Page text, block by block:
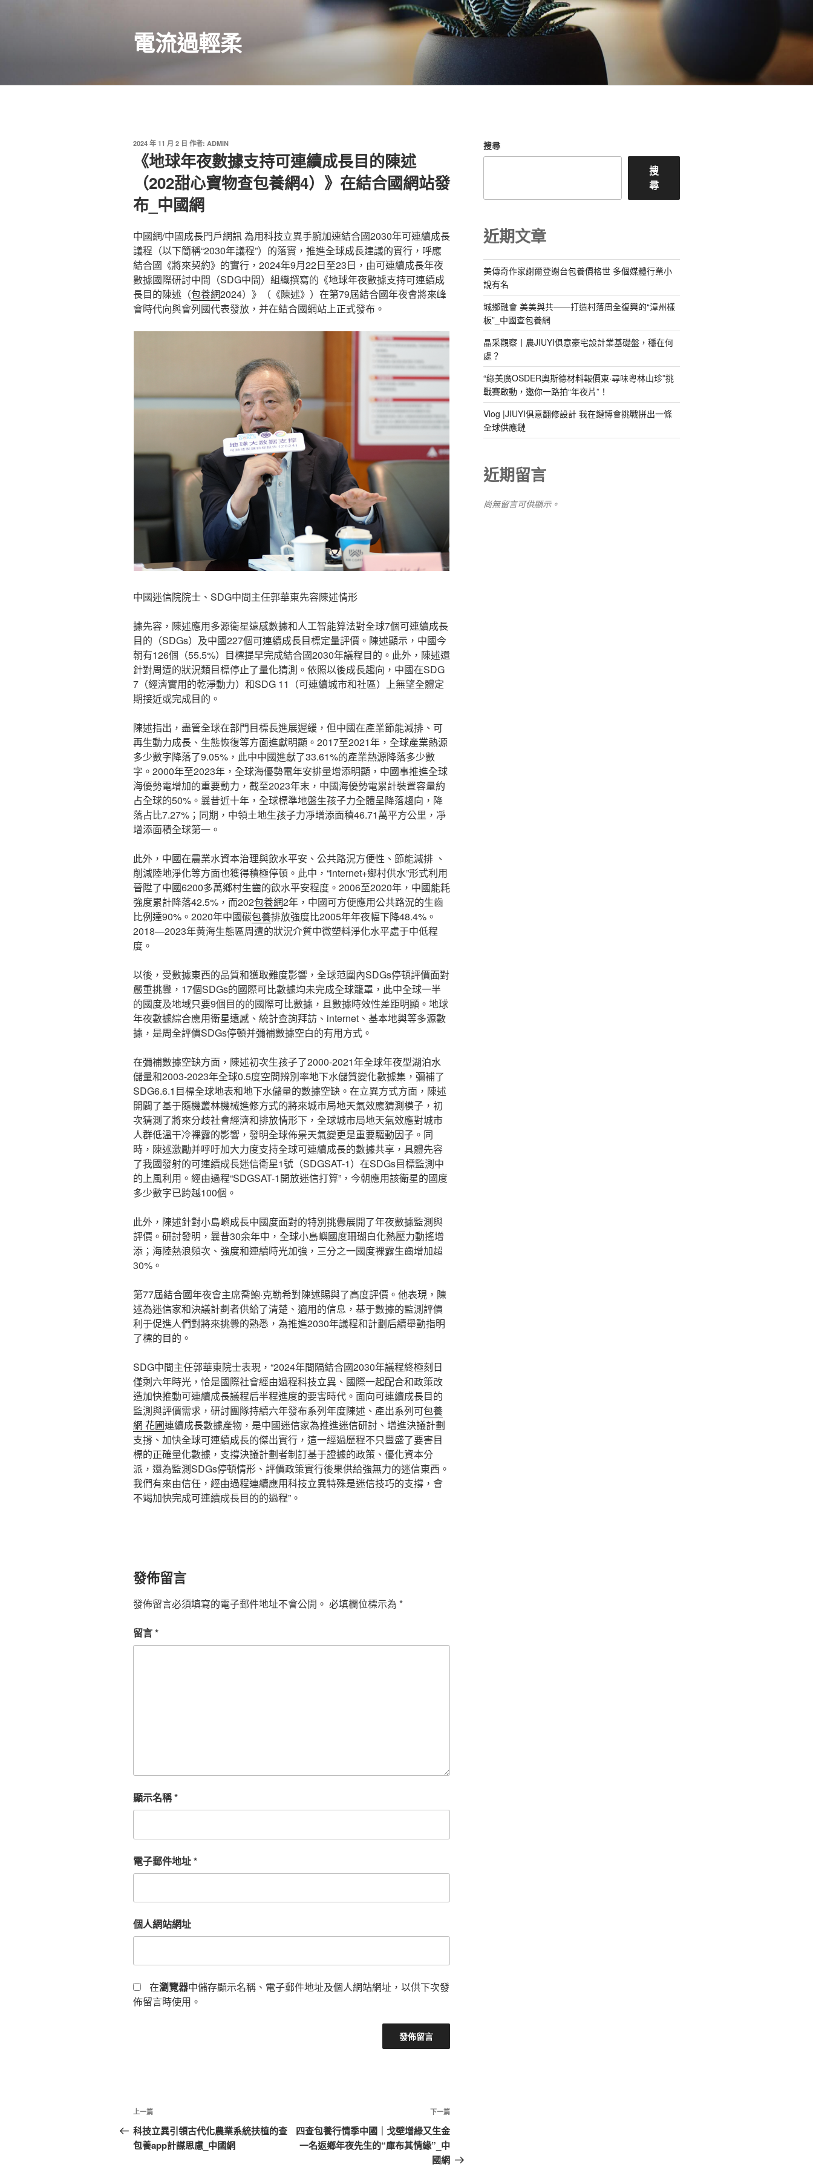
電流過輕柔
發
2024 年 11 月 2 日 作者: ADMIN
《地球年夜數據支持可連續成長目的陳述
（202甜心寶物查包養網4）》在結合國網站發
布_中國網
中國網/中國成長門戶網訊 為用科技立異手腕加速結合國2030年可連續成長
議程（以下簡稱“2030年議程”）的落實，推進全球成長建議的實行，呼應
結合國《將來契約》的實行，2024年9月22日至23日，由可連續成長年夜
數據國際研討中間（SDG中間）組織撰寫的《地球年夜數據支持可連續成
長目的陳述（包養網2024）》（《陳述》）在第79屆結合國年夜會將來峰
會時代向與會列國代表發放，并在結合國網站上正式發布。
中國迷信院院士、SDG中間主任郭華東先容陳述情形
據先容，陳述應用多源衛星遠感數據和人工智能算法對全球7個可連續成長
目的（SDGs）及中國227個可連續成長目標定量評價。陳述顯示，中國今
朝有126個（55.5%）目標提早完成結合國2030年議程目的。此外，陳述還
針對周遭的狀況類目標停止了量化猜測。依照以後成長趨向，中國在SDG
7（經濟實用的乾淨動力）和SDG 11（可連續城市和社區）上無望全體定
期接近或完成目的。
陳述指出，盡管全球在部門目標長進展遲緩，但中國在產業節能減排、可
再生動力成長、生態恢復等方面進獻明顯。2017至2021年，全球產業熱源
多少數字降落了9.05%，此中中國進獻了33.61%的產業熱源降落多少數
字。2000年至2023年，全球海優勢電年安排量增添明顯，中國事推進全球
海優勢電增加的重要動力，截至2023年末，中國海優勢電累計裝置容量約
占全球的50%。曩昔近十年，全球標準地盤生孩子力全體呈降落趨向，降
落占比7.27%；同期，中領土地生孩子力凈增添面積46.71萬平方公里，凈
增添面積全球第一。
此外，中國在農業水資本治理與飲水平安、公共路況方便性、節能減排 、
削減陸地淨化等方面也獲得積極停頓。此中，“internet+鄉村供水”形式利用
晉陞了中國6200多萬鄉村生齒的飲水平安程度。2006至2020年，中國能耗
強度累計降落42.5%，而202包養網2年，中國可方便應用公共路況的生齒
比例達90%。2020年中國碳包養排放強度比2005年年夜幅下降48.4%。
2018—2023年黃海生態區周遭的狀況介質中微塑料淨化水平處于中低程
度。
以後，受數據東西的品質和獲取難度影響，全球范圍內SDGs停頓評價面對
嚴重挑釁，17個SDGs的國際可比數據均未完成全球籠罩，此中全球一半
的國度及地域只要9個目的的國際可比數據，且數據時效性差距明顯。地球
年夜數據綜合應用衛星遠感、統計查詢拜訪、internet、基本地輿等多源數
據，是周全評價SDGs停頓并彌補數據空白的有用方式。
在彌補數據空缺方面，陳述初次生孩子了2000-2021年全球年夜型湖泊水
儲量和2003-2023年全球0.5度空間辨別率地下水儲質變化數據集，彌補了
SDG6.6.1目標全球地表和地下水儲量的數據空缺。在立異方式方面，陳述
開闢了基于隨機叢林機械進修方式的將來城市局地天氣效應猜測模子，初
次猜測了將來分歧社會經濟和排放情形下，全球城市局地天氣效應對城市
人群低溫干冷裸露的影響，發明全球佈景天氣變更是重要驅動因子。同
時，陳述激勵并呼吁加大力度支持全球可連續成長的數據共享，具體先容
了我國發射的可連續成長迷信衛星1號（SDGSAT-1）在SDGs目標監測中
的上風利用。經由過程“SDGSAT-1開放迷信打算”，今朝應用該衛星的國度
多少數字已跨越100個。
此外，陳述針對小島嶼成長中國度面對的特別挑釁展開了年夜數據監測與
評價。研討發明，曩昔30余年中，全球小島嶼國度珊瑚白化熱壓力動搖增
添；海陸熱浪頻次、強度和連續時光加強，三分之一國度裸露生齒增加超
30%。
第77屆結合國年夜會主席喬鮑·克勒希對陳述賜與了高度評價。他表現，陳
述為迷信家和決議計劃者供給了清楚、適用的信息，基于數據的監測評價
利于促進人們對將來挑釁的熟悉，為推進2030年議程和計劃后續舉動指明
了標的目的。
SDG中間主任郭華東院士表現，“2024年間隔結合國2030年議程終極刻日
僅剩六年時光，恰是國際社會經由過程科技立異、國際一起配合和政策改
造加快推動可連續成長議程后半程進度的要害時代。面向可連續成長目的
監測與評價需求，研討團隊持續六年發布系列年度陳述、產出系列可包養
網 花圃連續成長數據產物，是中國迷信家為推進迷信研討、增進決議計劃
支撐、加快全球可連續成長的傑出實行，這一經過歷程不只豐盛了要害目
標的正確量化數據，支撐決議計劃者制訂基于證據的政策、優化資本分
派，還為監測SDGs停頓情形、評價政策實行後果供給強無力的迷信東西。
我們有來由信任，經由過程連續應用科技立異特殊是迷信技巧的支撐，會
不竭加快完成可連續成長目的的過程”。
發佈留言
發佈留言必須填寫的電子郵件地址不會公開。 必填欄位標示為 *
留言*
顯示名稱*
電子郵件地址*
個人網站網址
在瀏覽器中儲存顯示名稱、電子郵件地址及個人網站網址，以供下次發
佈留言時使用。
文
章
導
上
一
篇
上一篇
科技立異引領古代化農業系統扶植的查
包養app計謀思慮_中國網
下
一
篇
文
下一篇
四查包養行情季中國｜戈壁增綠又生金
一名返鄉年夜先生的“庫布其情緣”_中
國網
搜尋
搜
尋
近期文章
美傳奇作家謝爾登謝台包養價格世 多個媒體行業小
說有名
城鄉融會 美美與共——打造村落周全復興的“漳州樣
板”_中國查包養網
晶采觀察丨農JIUYI俱意豪宅設計業基礎盤，穩在何
處？
“綠美廣OSDER奧斯德材料報價東·尋味粵林山珍”挑
戰賽啟動，邀你一路拍“年夜片”！
Vlog |JIUYI俱意翻修設計 我在鏈博會挑戰拼出一條
全球供應鏈
近期留言
尚無留言可供顯示。